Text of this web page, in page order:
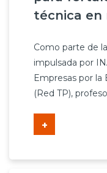
técnica en
Como parte de
impulsada por
Empresas por la
(Red TP),
+